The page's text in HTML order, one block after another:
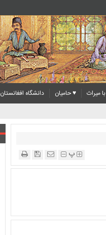
با میراث ♥ حامیان
دانشگاه افغانستان
پ